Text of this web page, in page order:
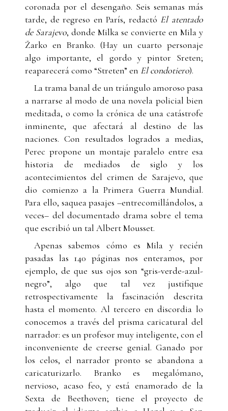
coronada por el desengaño. Seis semanas más
tarde, de regreso en París, redactó El atentado
de Sarajevo, donde Milka se convierte en Mila y
Žarko en Branko. (Hay un cuarto personaje
algo importante, el gordo y pintor Sreten;
reaparecerá como “Streten” en El condotiero).
La trama banal de un triángulo amoroso pasa
a narrarse al modo de una novela policial bien
meditada, o como la crónica de una catástrofe
inminente, que afectará al destino de las
naciones. Con resultados logrados a medias,
Perec propone un montaje paralelo entre esa
historia de mediados de siglo y los
acontecimientos del crimen de Sarajevo, que
dio comienzo a la Primera Guerra Mundial.
Para ello, saquea pasajes –entrecomillándolos, a
veces– del documentado drama sobre el tema
que escribió un tal Albert Mousset.
Apenas sabemos cómo es Mila y recién
pasadas las 140 páginas nos enteramos, por
ejemplo, de que sus ojos son “gris-verde-azul-
negro”, algo que tal vez justifique
retrospectivamente la fascinación descrita
hasta el momento. Al tercero en discordia lo
conocemos a través del prisma caricatural del
narrador: es un profesor muy inteligente, con el
inconveniente de creerse genial. Ganado por
los celos, el narrador pronto se abandona a
caricaturizarlo. Branko es megalómano,
nervioso, acaso feo, y está enamorado de la
Sexta de Beethoven; tiene el proyecto de